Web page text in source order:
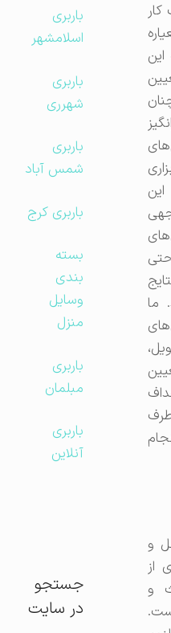
باربری
اسلامشهر
باربری
شهرری
باربری
شمس آباد
باربری کرج
بسته
بندی
وسایل
منزل
باربری
مبلمان
باربری
آنلاین
جستجو
در سایت